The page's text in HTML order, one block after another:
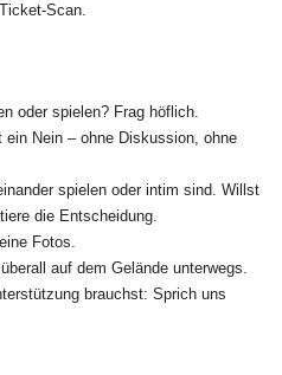
Scan.
oder spielen? Frag höflich.
Nein – ohne Diskussion, ohne
spielen oder intim sind. Willst
die Entscheidung.
Fotos.
auf dem Gelände unterwegs.
brauchst: Sprich uns